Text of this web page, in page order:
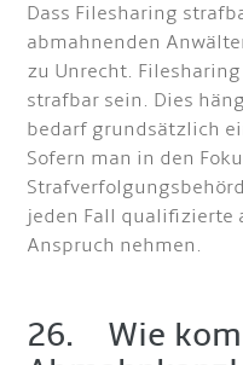
Dass Filesharing
abmahnenden
zu Unrecht.
strafbar sein. Dies
bedarf grundsätzlich
Sofern man in den
jeden Fall qualifizierte
Anspruch nehmen.
26. Wie